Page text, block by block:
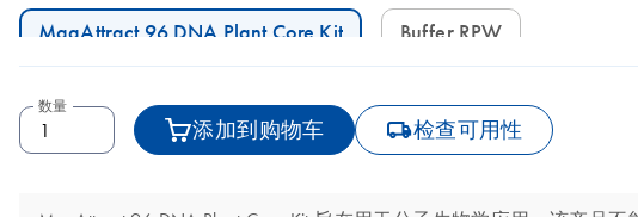
MagAttract 96 DNA Plant Core Kit Buffer RPW
数量
添加到购物车 icon_0062_deliver-s 检查可用性